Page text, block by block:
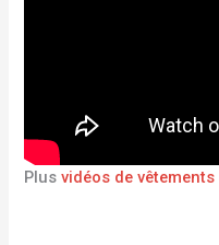
Plusvidéos de vêtements